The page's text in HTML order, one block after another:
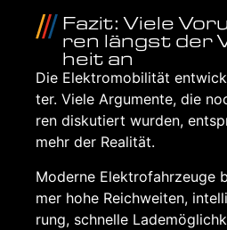
Fazit: Vie­le
ren längst der
heit an
Die Elek­tro­mo­bi­li­tät
ter. Vie­le Argu­men­te, die
ren dis­ku­tiert wur­den,
mehr der Rea­li­tät.
Moder­ne Elek­tro­fahr­zeu­ge
mer hohe Reich­wei­ten,
rung, schnel­le